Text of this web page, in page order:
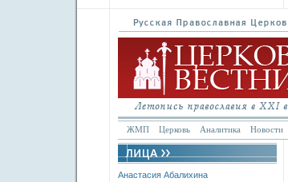
ЖМП Церковь Аналитика Новости
Анастасия Абалихина